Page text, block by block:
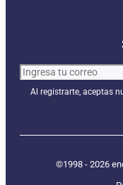
Al registrarte, aceptas
©1998 - 2026